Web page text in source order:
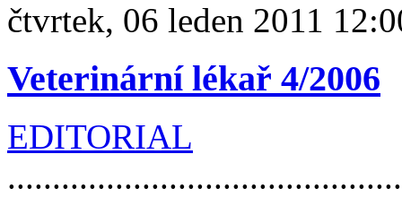
čtvrtek, 06 leden 2011
Veterinární lékař 4/2006
EDITORIAL